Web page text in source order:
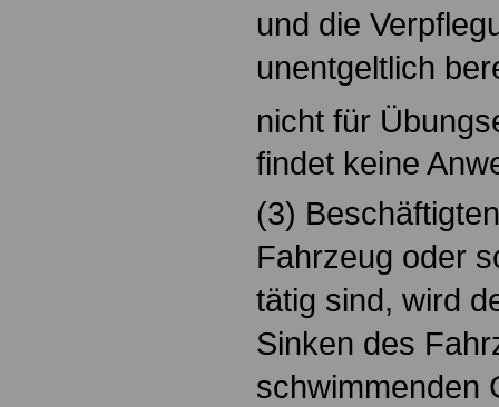
und die
unentgeltlich
nicht für
findet keine
(3)
Fahrzeug oder
tätig sind, wird
Sinken des
schwimmenden